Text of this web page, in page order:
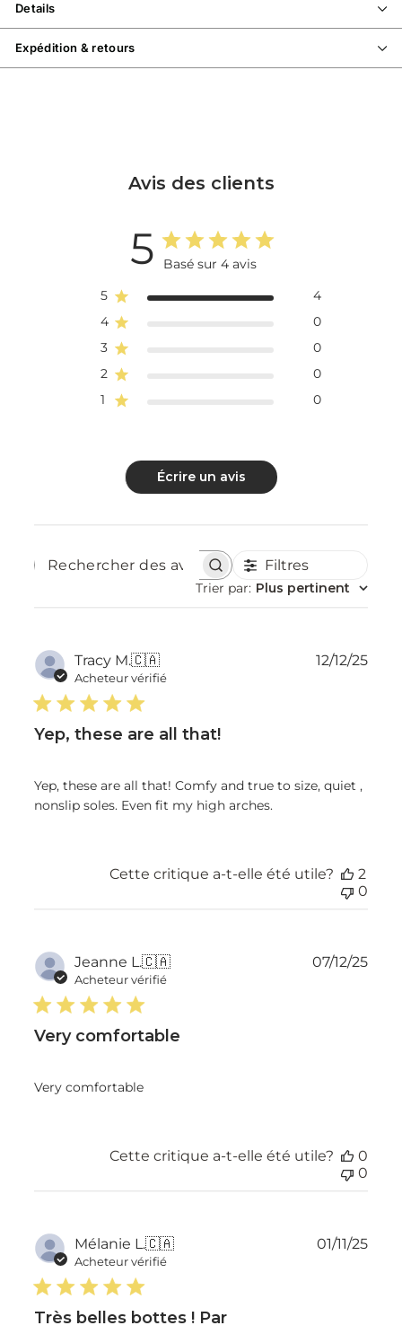
Details
Expédition & retours
Avis des clients
5
Basé sur 4 avis
5
4
4
0
3
0
2
0
1
0
Écrire un avis
Rechercher
Filtres
Trier par: Plus pertinent
Tracy M.🇨🇦
Acheteur vérifié
Yep, these are all that!
Yep, these are all that! Comfy and true to size, quiet ,
nonslip soles. Even fit my high arches.
Date
12/12/25
Cette critique a-t-elle été utile?
2
0
Jeanne L.🇨🇦
Acheteur vérifié
Very comfortable
Very comfortable
Date
07/12/25
Cette critique a-t-elle été utile?
0
0
Mélanie L.🇨🇦
Acheteur vérifié
Très belles bottes ! Par
Date
01/11/25